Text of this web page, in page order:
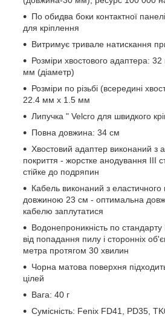
По обидва боки контактної
для кріплення
Витримує тривале натискання
Розміри хвостового адаптера:
мм (діаметр)
Розміри по різьбі (всередині
22.4 мм х 1.5 мм
Липучка " Velcro для швидкого
Повна довжина: 34 см
Хвостовий адаптер виконаний з
покриття - жорстке анодування III
стійке до подряпин
Кабель виконаний з еластичного
довжиною 23 см - оптимальна
кабелю заплутатися
Водонепроникність по
від попадання пилу і сторонніх
метра протягом 30 хвилин
Чорна матова поверхня
цілей
Вага: 40 г
Сумісність: Fenix FD41, PD35,